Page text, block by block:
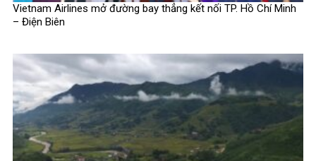
Vietnam Airlines mở đường bay thẳng kết nối TP. Hồ Chí Minh
– Điện Biên